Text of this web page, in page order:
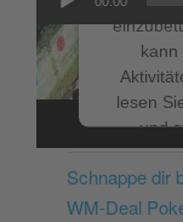
kann
lesen
und
Nutzung
dieses
NEUESTE
Schnappe dir
WM-Deal